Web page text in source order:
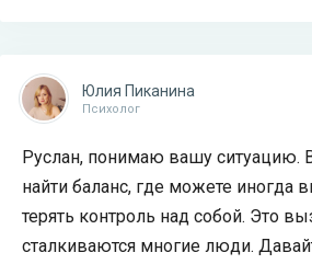
Юлия Пиканина
Психолог
Руслан, понимаю вашу ситуацию.
найти баланс, где можете иногда
терять контроль над собой. Это
сталкиваются многие люди.